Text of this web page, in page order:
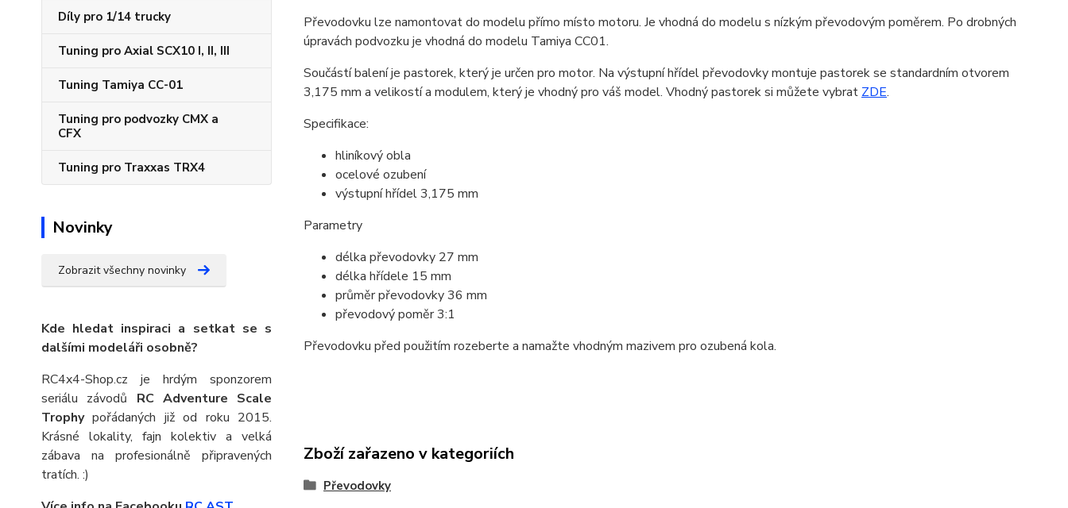
Díly pro 1/14 trucky
Tuning pro Axial SCX10 I, II, III
Tuning Tamiya CC-01
Tuning pro podvozky CMX a
CFX
Tuning pro Traxxas TRX4
Novinky
Zobrazit všechny novinky
Kde hledat inspiraci a setkat se s
dalšími modeláři osobně?
RC4x4-Shop.cz je hrdým sponzorem
seriálu závodů RC Adventure Scale
Trophypořádaných již od roku 2015.
Krásné lokality, fajn kolektiv a velká
zábava na profesionálně připravených
tratích. :)
Převodovku lze namontovat do modelu přímo místo motoru. Je vhodná do modelu s nízkým převodovým poměrem. Po drobných
úpravách podvozku je vhodná do modelu Tamiya CC01.
Součástí balení je pastorek, který je určen pro motor. Na výstupní hřídel převodovky montuje pastorek se standardním otvorem
3,175 mm a velikostí a modulem, který je vhodný pro váš model. Vhodný pastorek si můžete vybrat ZDE.
Specifikace:
hliníkový obla
ocelové ozubení
výstupní hřídel 3,175 mm
Parametry
délka převodovky 27 mm
délka hřídele 15 mm
průměr převodovky 36 mm
převodový poměr 3:1
Převodovku před použitím rozeberte a namažte vhodným mazivem pro ozubená kola.
Zboží zařazeno v kategoriích
Převodovky